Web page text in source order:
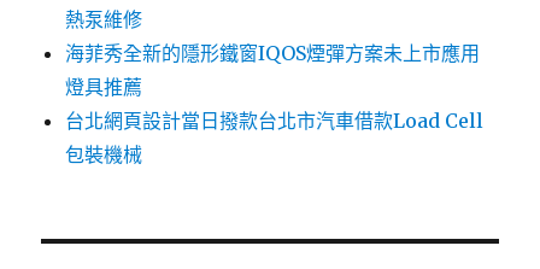
熱泵維修
海菲秀全新的隱形鐵窗IQOS煙彈方案未上市應用
燈具推薦
台北網頁設計當日撥款台北市汽車借款Load Cell
包裝機械